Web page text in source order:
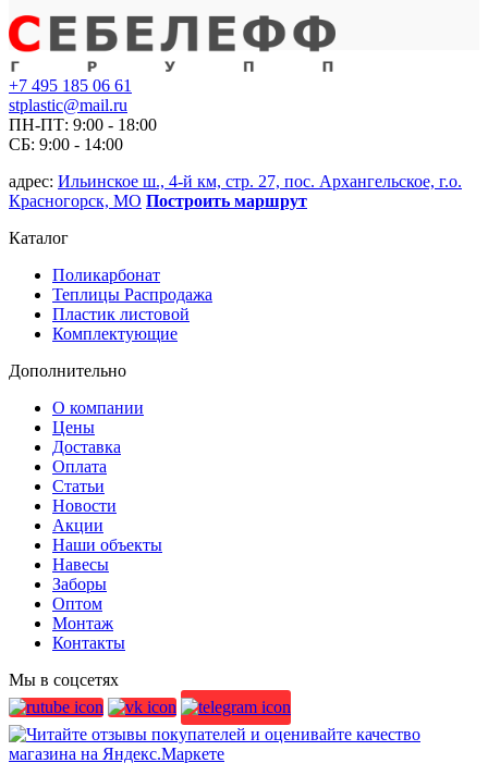
+7 495 185 06 61
stplastic@mail.ru
ПН-ПТ: 9:00 - 18:00
СБ: 9:00 - 14:00
адрес: Ильинское ш., 4-й км, стр. 27, пос. Архангельское, г.о.
Красногорск, МО Построить маршрут
Каталог
Поликарбонат
Теплицы Распродажа
Пластик листовой
Комплектующие
Дополнительно
О компании
Цены
Доставка
Оплата
Статьи
Новости
Акции
Наши объекты
Навесы
Заборы
Оптом
Монтаж
Контакты
Мы в соцсетях